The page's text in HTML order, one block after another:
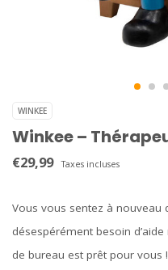
WINKEE
Winkee –
€29,99 Taxes incluses
Vous vous sentez à nouveau
désespérément besoin
de bureau est prêt pour vous